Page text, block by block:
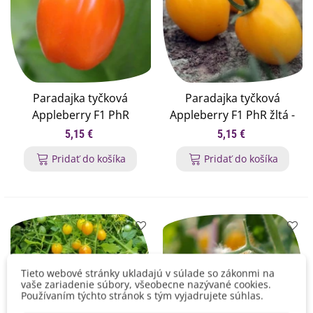
Paradajka tyčková
Appleberry F1 PhR
oranžová - Solanum
paradajky - 7 ks
5,15 €
Pridať do košíka
Paradajka tyčková
Appleberry F1 PhR žltá -
Solanum lycopersicum -
5,15 €
Pridať do košíka
Tieto webové stránky ukladajú v súlade so zákonmi na
vaše zariadenie súbory, všeobecne nazývané cookies.
Používaním týchto stránok s tým vyjadrujete súhlas.